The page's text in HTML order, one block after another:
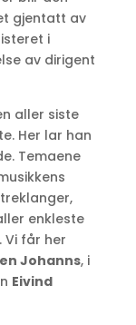
gjentatt av
i
av dirigent
aller siste
Her lar han
Temaene
enkleste
får her
Johanns, i
Eivind